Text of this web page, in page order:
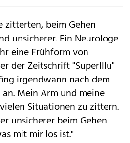
zitterten, beim Gehen
unsicherer. Ein Neurologe
eine Frühform von
der Zeitschrift "SuperIllu"
irgendwann nach dem
Mein Arm und meine
Situationen zu zittern.
unsicherer beim Gehen
mit mir los ist."